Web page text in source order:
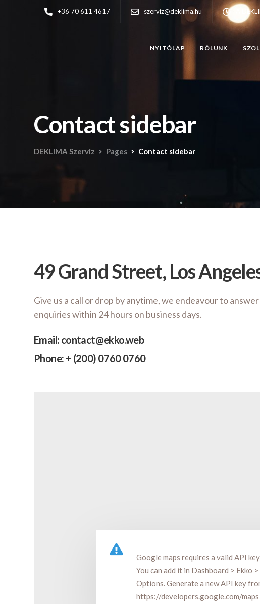
+36 70 611 4617 szerviz@deklima.hu A
NYITÓLAP RÓLUNK
Contact sidebar
DEKLIMA Szerviz Pages Contact sidebar
49 Grand Street, Los
Give us a call or drop by anytime, we endeavour to answer
enquiries within 24 hours on business days.
Email: contact@ekko.web
Phone: + (200) 0760 0760
Google maps requires a valid API
You can add it in Dashboard > Ekko
Options. Generate a new API key
https://developers.google.com/maps